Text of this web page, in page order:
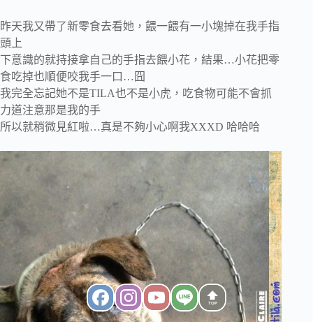
昨天我又帶了新零食去看她，餵一餵有一小塊掉在我手指
頭上
下意識的就持接拿自己的手指去餵小花，結果…小花把零
食吃掉也順便咬我手一口…囧
我完全忘記她不是TILA也不是小虎，吃食物可能不會抓
力道注意那是我的手
所以就稍微見紅啦…真是不夠小心啊我XXXD 哈哈哈
TOP